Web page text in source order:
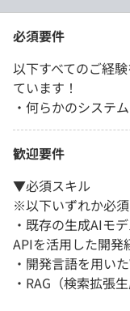
必須要件
以下すべてのご経
ています！
・何らかのシステ
歓迎要件
▼必須スキル
※以下いずれか必須
・既存の生成AIモ
APIを活用した開発
・開発言語を用い
・RAG（検索拡張